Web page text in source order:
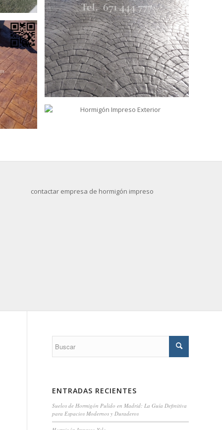
ENTRADAS RECIENTES
Suelos de Hormigón Pulido en Madrid: La Guía Definitiva
para Espacios Modernos y Duraderos